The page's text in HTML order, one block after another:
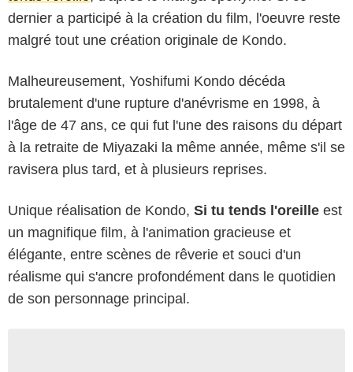
dernier a participé à la création du film, l'oeuvre reste
malgré tout une création originale de Kondo.
Malheureusement, Yoshifumi Kondo décéda
brutalement d'une rupture d'anévrisme en 1998, à
l'âge de 47 ans, ce qui fut l'une des raisons du départ
à la retraite de Miyazaki la même année, même s'il se
ravisera plus tard, et à plusieurs reprises.
Unique réalisation de Kondo, Si tu tends l'oreille est
un magnifique film, à l'animation gracieuse et
élégante, entre scènes de rêverie et souci d'un
réalisme qui s'ancre profondément dans le quotidien
de son personnage principal.